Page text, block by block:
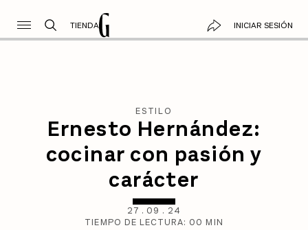
TIENDA INICIAR SESIÓN
ESTILO
Ernesto Hernández:
cocinar con pasión y
carácter
27 . 09 . 24
TIEMPO DE LECTURA: 00 MIN